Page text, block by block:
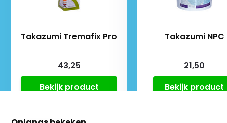
Takazumi Tremafix Pro
43,25
Bekijk product
Takazumi NPC
21,50
Bekijk product